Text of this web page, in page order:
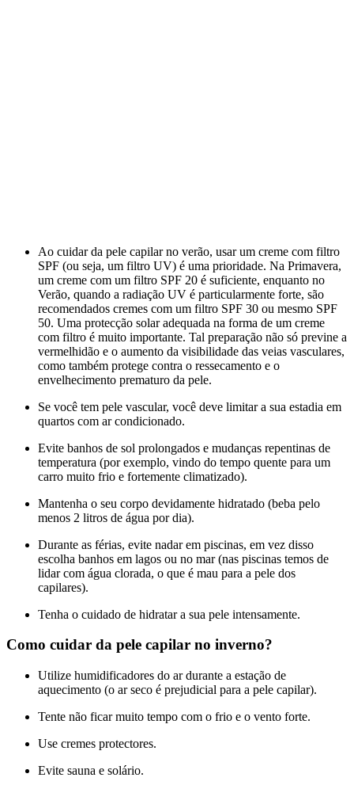
Ao cuidar da pele capilar no verão, usar um creme com filtro
SPF (ou seja, um filtro UV) é uma prioridade. Na Primavera,
um creme com um filtro SPF 20 é suficiente, enquanto no
Verão, quando a radiação UV é particularmente forte, são
recomendados cremes com um filtro SPF 30 ou mesmo SPF
50. Uma protecção solar adequada na forma de um creme
com filtro é muito importante. Tal preparação não só previne a
vermelhidão e o aumento da visibilidade das veias vasculares,
como também protege contra o ressecamento e o
envelhecimento prematuro da pele.
Se você tem pele vascular, você deve limitar a sua estadia em
quartos com ar condicionado.
Evite banhos de sol prolongados e mudanças repentinas de
temperatura (por exemplo, vindo do tempo quente para um
carro muito frio e fortemente climatizado).
Mantenha o seu corpo devidamente hidratado (beba pelo
menos 2 litros de água por dia).
Durante as férias, evite nadar em piscinas, em vez disso
escolha banhos em lagos ou no mar (nas piscinas temos de
lidar com água clorada, o que é mau para a pele dos
capilares).
Tenha o cuidado de hidratar a sua pele intensamente.
Como cuidar da pele capilar no inverno?
Utilize humidificadores do ar durante a estação de
aquecimento (o ar seco é prejudicial para a pele capilar).
Tente não ficar muito tempo com o frio e o vento forte.
Use cremes protectores.
Evite sauna e solário.